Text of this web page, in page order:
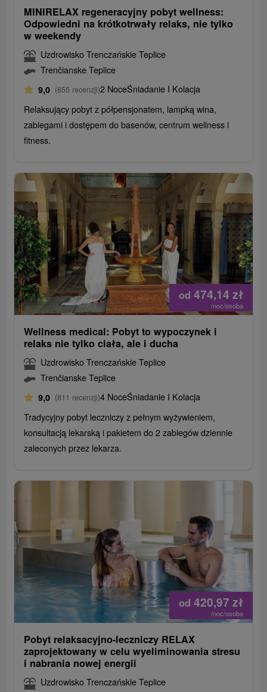
MINIRELAX regeneracyjny pobyt wellness:
Odpowiedni na krótkotrwały relaks, nie tylko
w weekendy
Uzdrowisko Trenczańskie Teplice
Trenčianske Teplice
9,0 (855 recenzji)2 NoceŚniadanie I Kolacja
Relaksujący pobyt z półpensjonatem, lampką wina,
zabiegami i dostępem do basenów, centrum wellness i
fitness.
od 474,14 zł
/noc/osoba
Wellness medical: Pobyt to wypoczynek i
relaks nie tylko ciała, ale i ducha
Uzdrowisko Trenczańskie Teplice
Trenčianske Teplice
9,0 (811 recenzji)4 NoceŚniadanie I Kolacja
Tradycyjny pobyt leczniczy z pełnym wyżywieniem,
konsultacją lekarską i pakietem do 2 zabiegów dziennie
zaleconych przez lekarza.
od 420,97 zł
/noc/osoba
Pobyt relaksacyjno-leczniczy RELAX
zaprojektowany w celu wyeliminowania stresu
i nabrania nowej energii
Uzdrowisko Trenczańskie Teplice